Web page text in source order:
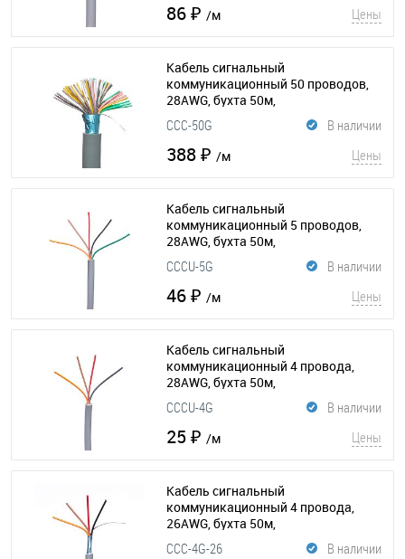
86 ₽ /м Цены
Кабель сигнальный
коммуникационный 50 проводов,
28AWG, бухта 50м,
экранированный, серый (015-179)
В наличии
CCC-50G
388 ₽ /м Цены
Кабель сигнальный
коммуникационный 5 проводов,
28AWG, бухта 50м,
неэкранированный, серый
(015-185)
В наличии
CCCU-5G
46 ₽ /м Цены
Кабель сигнальный
коммуникационный 4 провода,
28AWG, бухта 50м,
неэкранированный, серый
(015-184)
В наличии
CCCU-4G
25 ₽ /м Цены
Кабель сигнальный
коммуникационный 4 провода,
26AWG, бухта 50м,
экранированный, серый (015-199)
В наличии
CCC-4G-26